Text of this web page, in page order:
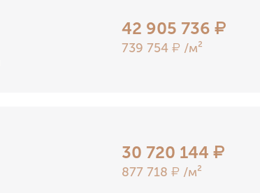
42 905 736 ₽
739 754 ₽ /м²
30 720 144 ₽
877 718 ₽ /м²